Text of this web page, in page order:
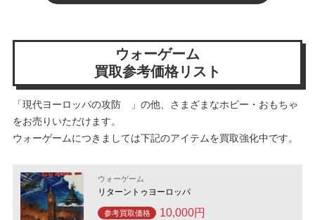
ウォーゲーム
買取参考価格リスト
「現代ヨーロッパの攻防 」の他、さまざまなホビー・おもちゃ
をお売りいただけます。
ウォーゲームにつきましては下記のアイテムを買取強化中です。
ウォーゲーム
リターントゥヨーロッパ
参考買取価格 10,000円